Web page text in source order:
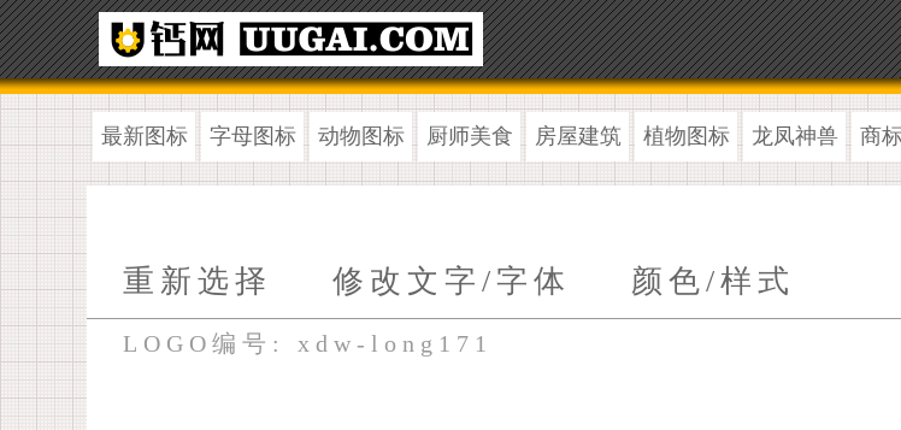
最新图标 字母图标 动物图标 厨师美食 房屋建筑 植物图标 龙凤神兽 商
重新选择 修改文字/字体 颜色/样式
LOGO编号: xdw-long171